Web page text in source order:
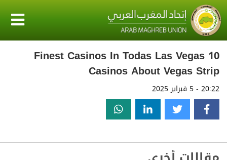
10 Finest Casinos In Todas Las Vegas
Casinos About Vegas Strip
20:22 - 5 فبراير 2025